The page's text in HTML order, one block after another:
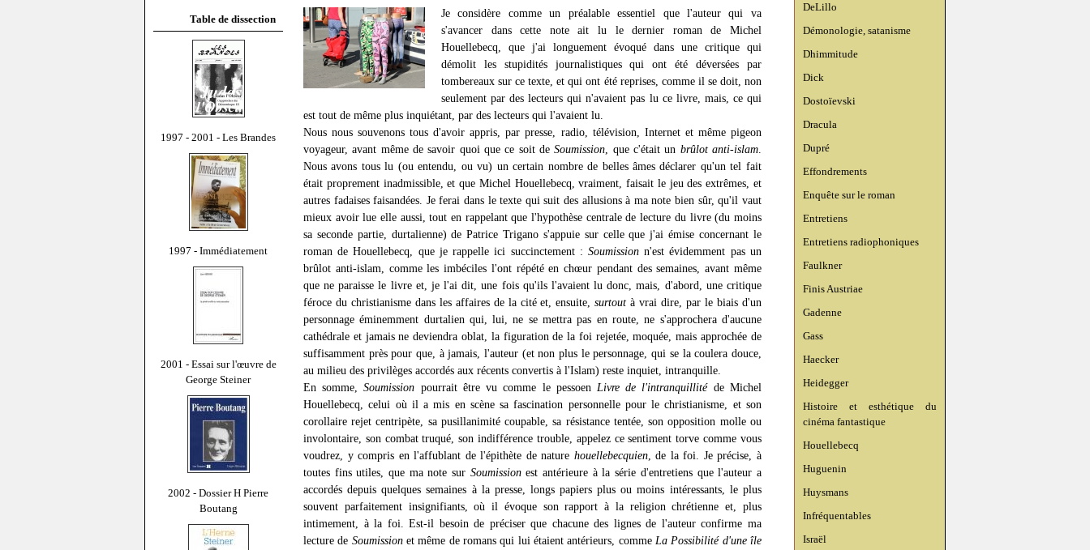
Table de dissection
1997 - 2001 - Les Brandes
1997 - Immédiatement
2001 - Essai sur l'œuvre de
George Steiner
2002 - Dossier H Pierre
Boutang
DeLillo
Démonologie, satanisme
Dhimmitude
Dick
Dostoïevski
Dracula
Dupré
Effondrements
Enquête sur le roman
Entretiens
Entretiens radiophoniques
Faulkner
Finis Austriae
Gadenne
Gass
Haecker
Heidegger
Histoire et esthétique du
cinéma fantastique
Houellebecq
Huguenin
Huysmans
Infréquentables
Israël
Je considère comme un préalable essentiel que l'auteur qui va
s'avancer dans cette note ait lu le dernier roman de Michel
Houellebecq, que j'ai longuement évoqué dans une critique qui
démolit les stupidités journalistiques qui ont été déversées par
tombereaux sur ce texte, et qui ont été reprises, comme il se doit, non
seulement par des lecteurs qui n'avaient pas lu ce livre, mais, ce qui
est tout de même plus inquiétant, par des lecteurs qui l'avaient lu.
Nous nous souvenons tous d'avoir appris, par presse, radio, télévision, Internet et même pigeon
voyageur, avant même de savoir quoi que ce soit deSoumission , que c'était un brûlot anti-islam.
Nous avons tous lu (ou entendu, ou vu) un certain nombre de belles âmes déclarer qu'un tel fait
était proprement inadmissible, et que Michel Houellebecq, vraiment, faisait le jeu des extrêmes, et
autres fadaises faisandées. Je ferai dans le texte qui suit des allusions à ma note bien sûr, qu'il vaut
mieux avoir lue elle aussi, tout en rappelant que l'hypothèse centrale de lecture du livre (du moins
sa seconde partie, durtalienne) de Patrice Trigano s'appuie sur celle que j'ai émise concernant le
roman de Houellebecq, que je rappelle ici succinctement : Soumission n'est évidemment pas un
brûlot anti-islam, comme les imbéciles l'ont répété en chœur pendant des semaines, avant même
que ne paraisse le livre et, je l'ai dit, une fois qu'ils l'avaient lu donc, mais, d'abord, une critique
féroce du christianisme dans les affaires de la cité et, ensuite,surtout à vrai dire, par le biais d'un
personnage éminemment durtalien qui, lui, ne se mettra pas en route, ne s'approchera d'aucune
cathédrale et jamais ne deviendra oblat, la figuration de la foi rejetée, moquée, mais approchée de
suffisamment près pour que, à jamais, l'auteur (et non plus le personnage, qui se la coulera douce,
au milieu des privilèges accordés aux récents convertis à l'Islam) reste inquiet, intranquille.
En somme,Soumission pourrait être vu comme le pessoen Livre de l'intranquillitéde Michel
Houellebecq, celui où il a mis en scène sa fascination personnelle pour le christianisme, et son
corollaire rejet centripète, sa pusillanimité coupable, sa résistance tentée, son opposition molle ou
involontaire, son combat truqué, son indifférence trouble, appelez ce sentiment torve comme vous
voudrez, y compris en l'affublant de l'épithète de nature houellebecquien, de la foi. Je précise, à
toutes fins utiles, que ma note sur Soumissionest antérieure à la série d'entretiens que l'auteur a
accordés depuis quelques semaines à la presse, longs papiers plus ou moins intéressants, le plus
souvent parfaitement insignifiants, où il évoque son rapport à la religion chrétienne et, plus
intimement, à la foi. Est-il besoin de préciser que chacune des lignes de l'auteur confirme ma
lecture de Soumissionet même de romans qui lui étaient antérieurs, comme La Possibilité d'une île